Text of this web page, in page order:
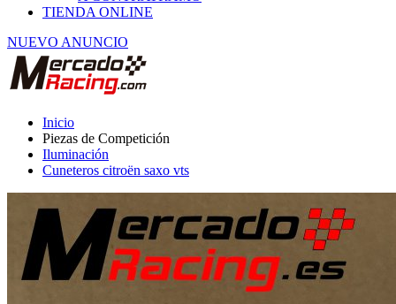
NUEVO ANUNCIO
Piezas de Competición
Iluminación
Cuneteros citroën saxo vts